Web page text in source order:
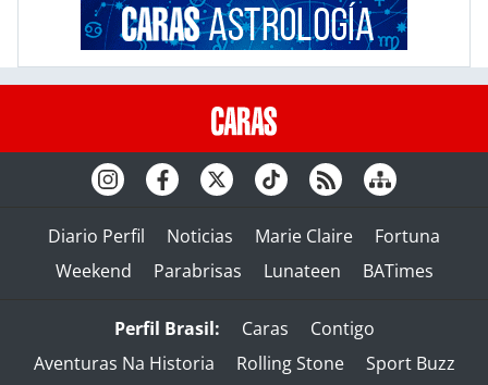
Diario Perfil Noticias Marie Claire
Fortuna
Weekend
Parabrisas Lunateen BATimes
Perfil Brasil: Caras
Contigo
Aventuras Na Historia
Rolling Stone
Sport Buzz